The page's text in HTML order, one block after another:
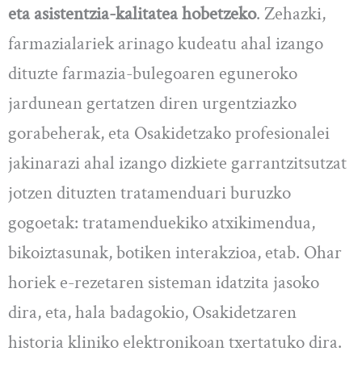
eta asistentzia-kalitatea hobetzeko. Zehazki,
farmazialariek arinago kudeatu ahal izango
dituzte farmazia-bulegoaren eguneroko
jardunean gertatzen diren urgentziazko
gorabeherak, eta Osakidetzako profesionalei
jakinarazi ahal izango dizkiete garrantzitsutzat
jotzen dituzten tratamenduari buruzko
gogoetak: tratamenduekiko atxikimendua,
bikoiztasunak, botiken interakzioa, etab. Ohar
horiek e-rezetaren sisteman idatzita jasoko
dira, eta, hala badagokio, Osakidetzaren
historia kliniko elektronikoan txertatuko dira.